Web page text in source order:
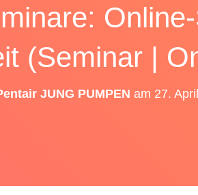
(Seminar |
JUNG PUMPEN am 27.